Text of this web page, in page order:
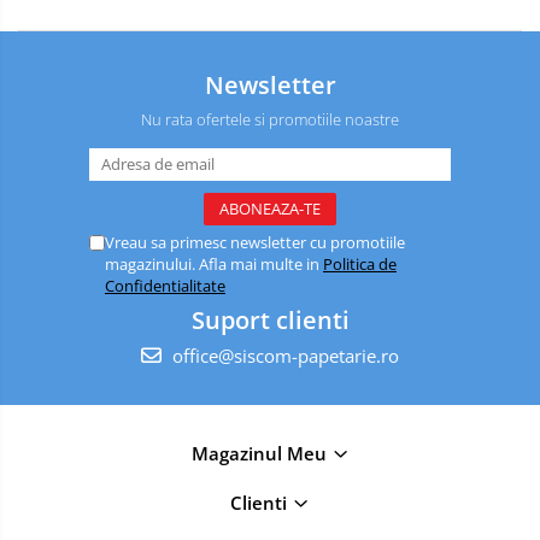
Spray-uri mobila
Newsletter
Nu rata ofertele si promotiile noastre
Vreau sa primesc newsletter cu promotiile
magazinului. Afla mai multe in Politica de
Confidentialitate
Suport clienti
office@siscom-papetarie.ro
Magazinul Meu
Clienti